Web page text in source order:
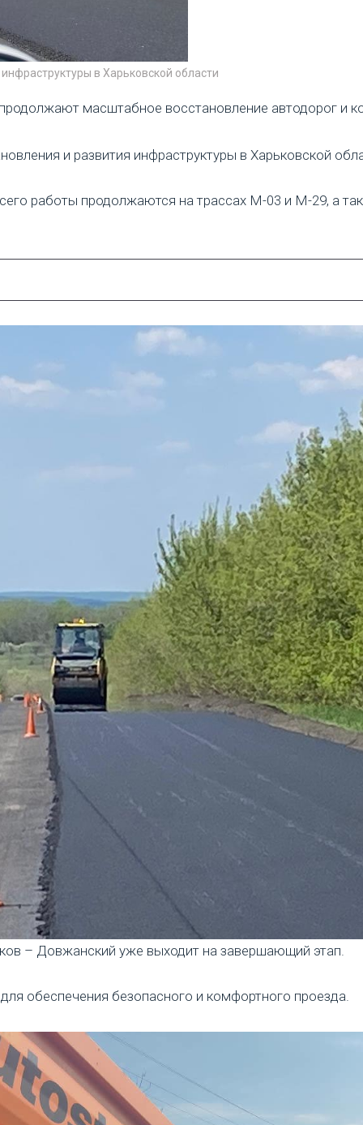
в Харьковской области
масштабное восстановление автодорог и
и развития инфраструктуры в Харьковской
работы продолжаются на трассах М-03 и М-29, а
– Довжанский уже выходит на завершающий этап.
обеспечения безопасного и комфортного проезда.